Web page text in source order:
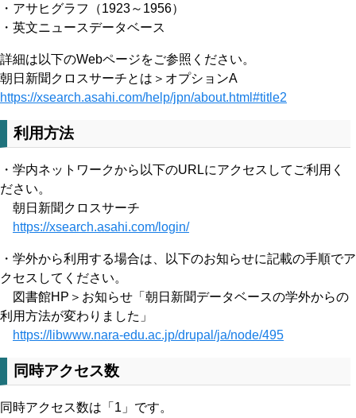
・アサヒグラフ（1923～1956）
・英文ニュースデータベース
詳細は以下のWebページをご参照ください。
朝日新聞クロスサーチとは＞オプションA
https://xsearch.asahi.com/help/jpn/about.html#title2
利用方法
・学内ネットワークから以下のURLにアクセスしてご利用く
ださい。
朝日新聞クロスサーチ
https://xsearch.asahi.com/login/
・学外から利用する場合は、以下のお知らせに記載の手順でア
クセスしてください。
図書館HP＞お知らせ「朝日新聞データベースの学外からの
利用方法が変わりました」
https://libwww.nara-edu.ac.jp/drupal/ja/node/495
同時アクセス数
同時アクセス数は「1」です。